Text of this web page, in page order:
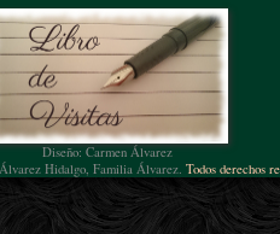
Diseño: Carmen Álvarez
Hidalgo, Familia Álvarez. Todos derechos